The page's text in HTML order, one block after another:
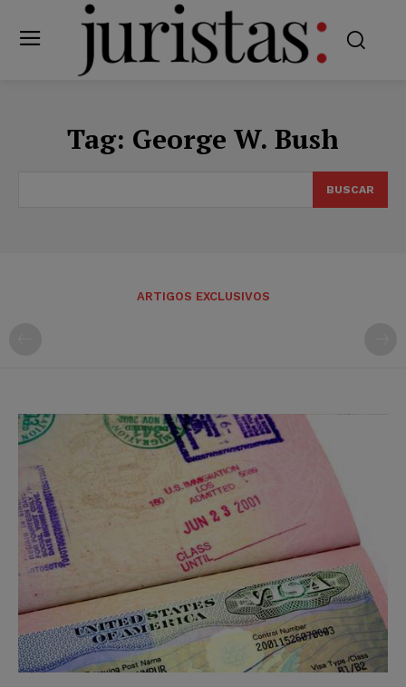
Tag: George W. Bush
BUSCAR
ARTIGOS EXCLUSIVOS